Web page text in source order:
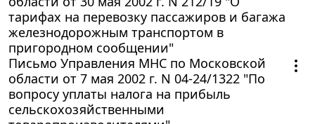
тарифах на перевозку пассажиров и багажа
железнодорожным транспортом в
пригородном сообщении"
Письмо Управления МНС по Московской
области от 7 мая 2002 г. N 04-24/1322 "По
вопросу уплаты налога на прибыль
сельскохозяйственными